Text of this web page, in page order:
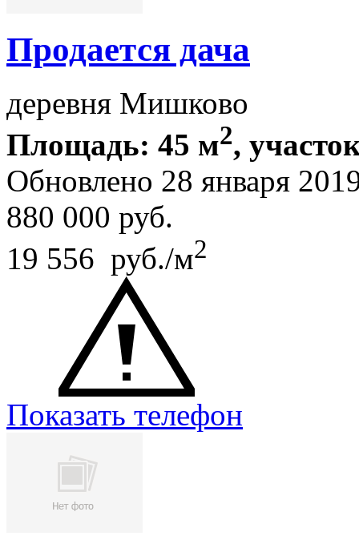
Продается дача
деревня Мишково
Площадь: 45 м2,
Обновлено 28 января
880 000 руб.
19 556 руб./м2
Показать телефон